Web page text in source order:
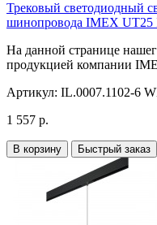
Трековый светодиодный
шинопровода IMEX UT25
На данной странице
продукцией компании
Артикул: IL.0007.1102-6
1 557 р.
В корзину Быстрый заказ